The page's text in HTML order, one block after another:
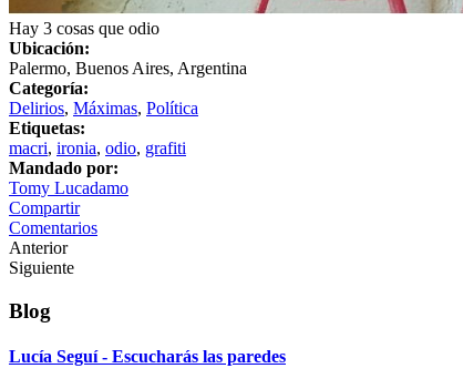
Hay 3 cosas que odio
Ubicación:
Palermo, Buenos Aires, Argentina
Categoría:
Delirios, Máximas, Política
Etiquetas:
macri, ironia, odio, grafiti
Mandado por:
Tomy Lucadamo
Compartir
Comentarios
Anterior
Siguiente
Blog
Lucía Seguí - Escucharás las paredes